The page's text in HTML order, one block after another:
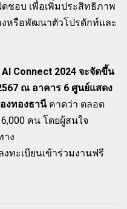
ชอบ เพื่อเพิ่มประสิทธิภาพ
หรือพัฒนาตัวโปรดักท์และ
AI Connect 2024 จะจัดขึ้น
ณ อาคาร 6 ศูนย์แสดง
งทองธานีคาดว่า ตลอด
คน โดยผู้สนใจ
าง
งทะเบียนเข้าร่วมงานฟรี